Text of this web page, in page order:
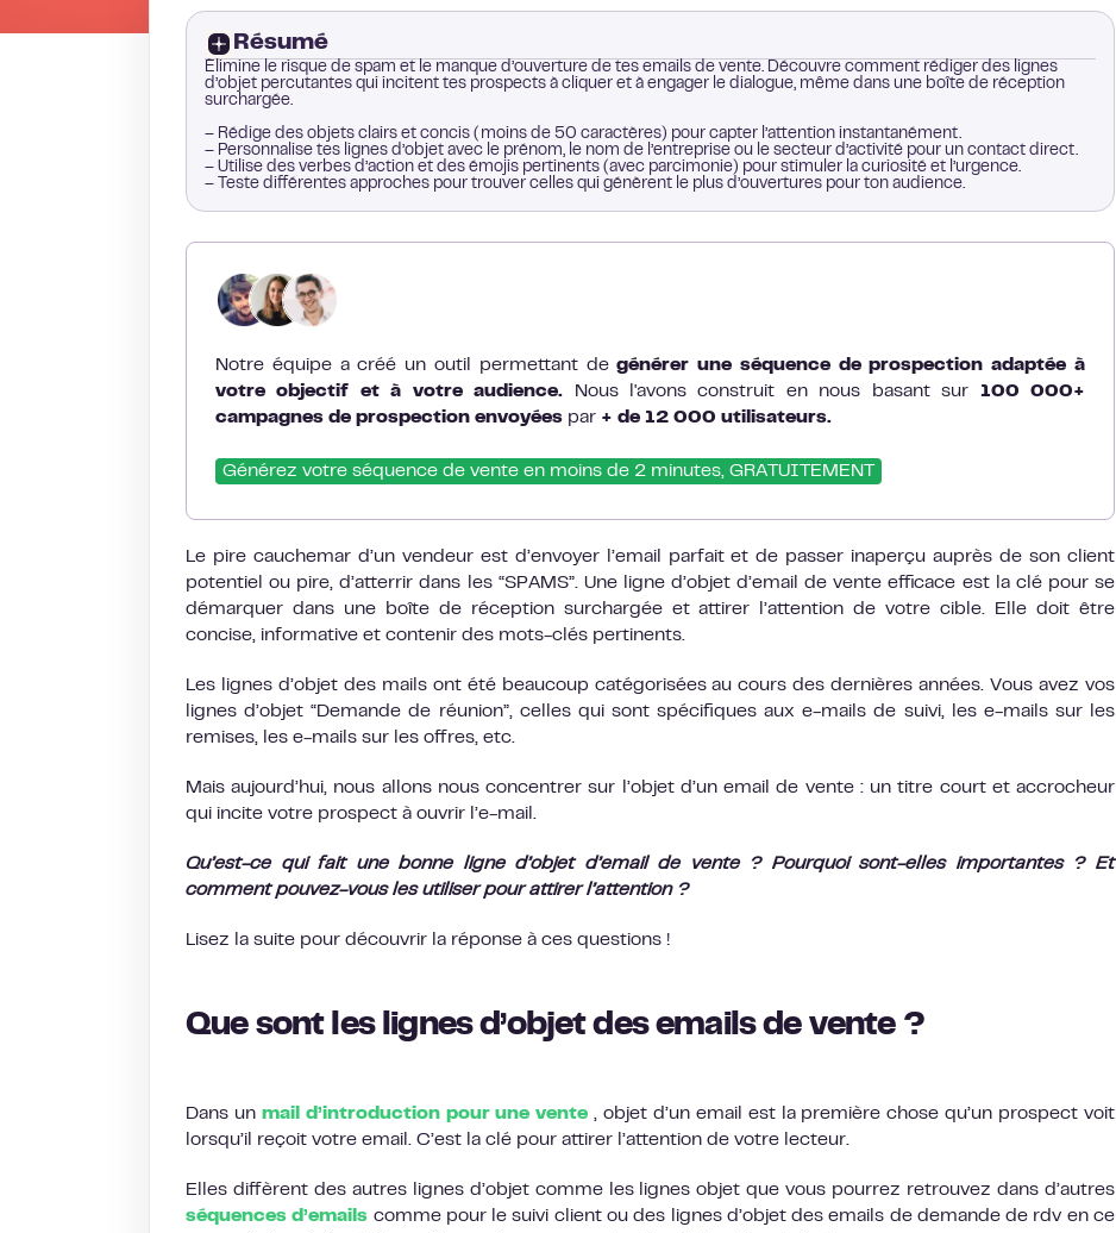
Résumé
Élimine le risque de spam et le manque d’ouverture de tes emails de vente. Découvre comment rédiger des lignes
d’objet percutantes qui incitent tes prospects à cliquer et à engager le dialogue, même dans une boîte de réception
surchargée.
– Rédige des objets clairs et concis (moins de 50 caractères) pour capter l’attention instantanément.
– Personnalise tes lignes d’objet avec le prénom, le nom de l’entreprise ou le secteur d’activité pour un contact direct.
– Utilise des verbes d’action et des émojis pertinents (avec parcimonie) pour stimuler la curiosité et l’urgence.
– Teste différentes approches pour trouver celles qui génèrent le plus d’ouvertures pour ton audience.
Notre équipe a créé un outil permettant degénérer une séquence de prospection adaptée à
votre objectif et à votre audience. Nous l'avons construit en nous basant sur 100 000+
campagnes de prospection envoyées par + de 12 000 utilisateurs.
Générez votre séquence de vente en moins de 2 minutes, GRATUITEMENT
Le pire cauchemar d’un vendeur est d’envoyer l’email parfait et de passer inaperçu auprès de son client
potentiel ou pire, d’atterrir dans les “SPAMS”. Une ligne d’objet d’email de vente efficace est la clé pour se
démarquer dans une boîte de réception surchargée et attirer l’attention de votre cible. Elle doit être
concise, informative et contenir des mots-clés pertinents.
Les lignes d’objet des mails ont été beaucoup catégorisées au cours des dernières années. Vous avez vos
lignes d’objet “Demande de réunion”, celles qui sont spécifiques aux e-mails de suivi, les e-mails sur les
remises, les e-mails sur les offres, etc.
Mais aujourd’hui, nous allons nous concentrer sur l’objet d’un email de vente : un titre court et accrocheur
qui incite votre prospect à ouvrir l’e-mail.
Qu’est-ce qui fait une bonne ligne d’objet d’email de vente ? Pourquoi sont-elles importantes ? Et
comment pouvez-vous les utiliser pour attirer l’attention ?
Lisez la suite pour découvrir la réponse à ces questions !
Que sont les lignes d’objet des emails de vente ?
Dans un mail d’introduction pour une vente, objet d’un email est la première chose qu’un prospect voit
lorsqu’il reçoit votre email. C’est la clé pour attirer l’attention de votre lecteur.
Elles diffèrent des autres lignes d’objet comme les lignes objet que vous pourrez retrouvez dans d’autres
séquences d’emails comme pour le suivi client ou des lignes d’objet des emails de demande de rdv en ce